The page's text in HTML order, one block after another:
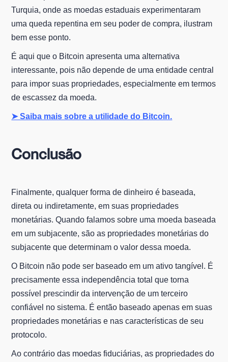
Turquia, onde as moedas estaduais experimentaram
uma queda repentina em seu poder de compra, ilustram
bem esse ponto.
É aqui que o Bitcoin apresenta uma alternativa
interessante, pois não depende de uma entidade central
para impor suas propriedades, especialmente em termos
de escassez da moeda.
➤ Saiba mais sobre a utilidade do Bitcoin.
Conclusão
Finalmente, qualquer forma de dinheiro é baseada,
direta ou indiretamente, em suas propriedades
monetárias. Quando falamos sobre uma moeda baseada
em um subjacente, são as propriedades monetárias do
subjacente que determinam o valor dessa moeda.
O Bitcoin não pode ser baseado em um ativo tangível. É
precisamente essa independência total que torna
possível prescindir da intervenção de um terceiro
confiável no sistema. É então baseado apenas em suas
propriedades monetárias e nas características de seu
protocolo.
Ao contrário das moedas fiduciárias, as propriedades do